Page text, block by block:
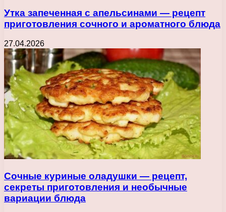
Утка запеченная с апельсинами — рецепт
приготовления сочного и ароматного блюда
27.04.2026
Сочные куриные оладушки — рецепт,
секреты приготовления и необычные
вариации блюда